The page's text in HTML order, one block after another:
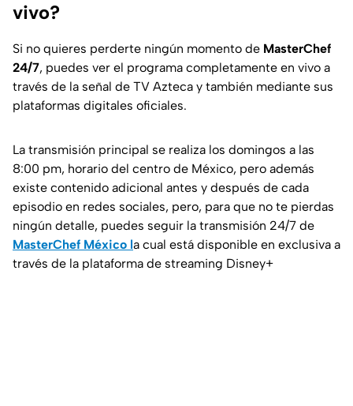
vivo?
Si no quieres perderte ningún momento de MasterChef
24/7, puedes ver el programa completamente en vivo a
través de la señal de TV Azteca y también mediante sus
plataformas digitales oficiales.
La transmisión principal se realiza los domingos a las
8:00 pm, horario del centro de México, pero además
existe contenido adicional antes y después de cada
episodio en redes sociales, pero, para que no te pierdas
ningún detalle, puedes seguir la transmisión 24/7 de
MasterChef México la cual está disponible en exclusiva a
través de la plataforma de streaming Disney+